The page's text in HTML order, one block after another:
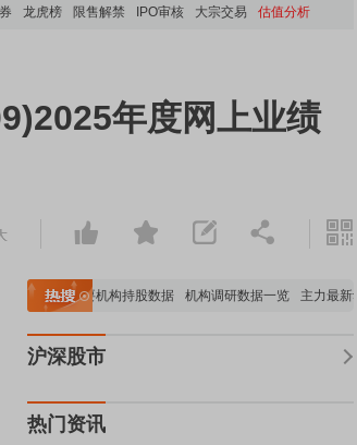
龙虎榜 限售解禁 IPO审核 大宗交易 估值分析
年度网上业绩
全览 重要机构持股数据 机构调研数据一览 主力最新动向
沪深股市
热门资讯